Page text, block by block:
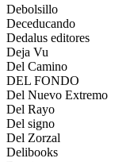
Debolsillo
Deceducando
Dedalus editores
Deja Vu
Del Camino
DEL FONDO
Del Nuevo Extremo
Del Rayo
Del signo
Del Zorzal
Delibooks